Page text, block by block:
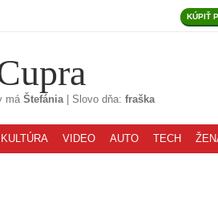
KÚPIŤ
má Štefánia| Slovo dňa: fraška
KULTÚRA VIDEO AUTO TECH